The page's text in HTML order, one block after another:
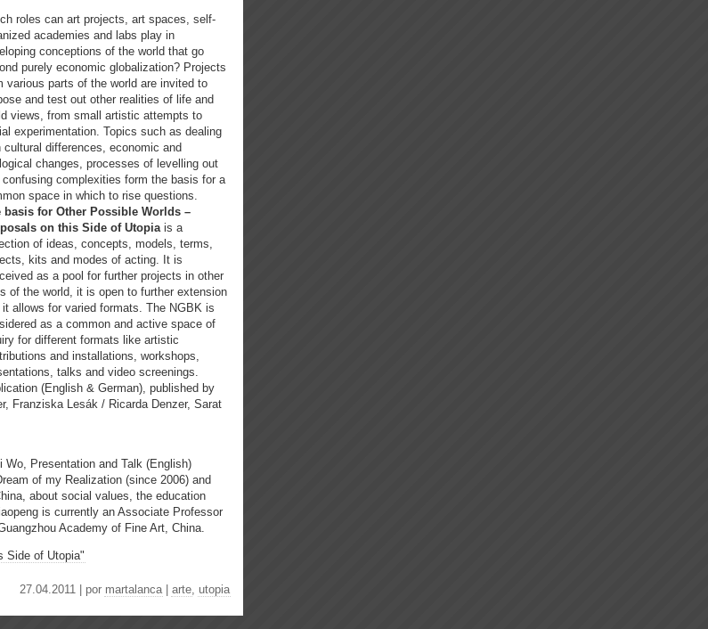
roles can art projects, art spaces, self-
academies and labs play in
conceptions of the world that go
purely economic globalization? Projects
various parts of the world are invited to
and test out other realities of life and
views, from small artistic attempts to
experimentation. Topics such as dealing
cultural differences, economic and
changes, processes of levelling out
confusing complexities form the basis for a
space in which to rise questions.
basis for Other Possible Worlds –
on this Side of Utopia is a
of ideas, concepts, models, terms,
kits and modes of acting. It is
as a pool for further projects in other
of the world, it is open to further extension
it allows for varied formats. The NGBK is
as a common and active space of
for different formats like artistic
and installations, workshops,
talks and video screenings.
(English & German), published by
Franziska Lesák / Ricarda Denzer, Sarat
Wo, Presentation and Talk (English)
of my Realization (since 2006) and
about social values, the education
is currently an Associate Professor
Academy of Fine Art, China.
Side of Utopia"
27.04.2011 | por martalanca| arte, utopia